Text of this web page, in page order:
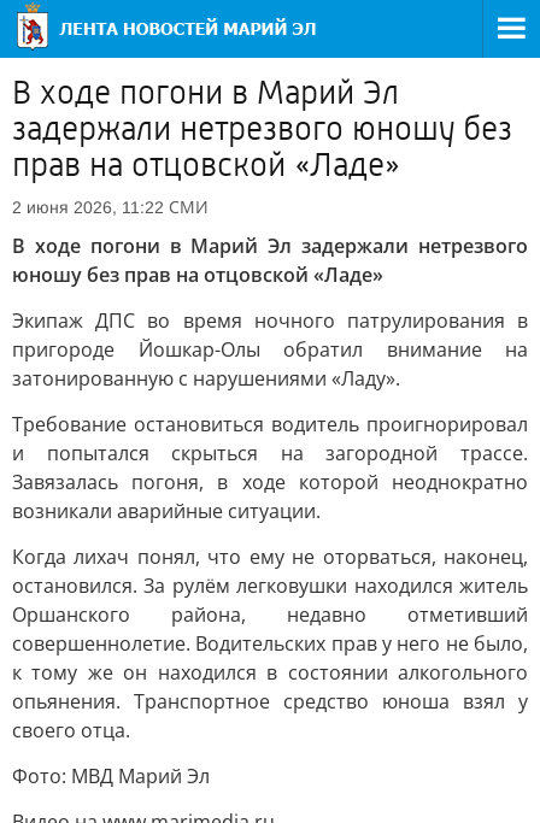
В ходе погони в Марий Эл
задержали нетрезвого юношу без
прав на отцовской «Ладе»
2 июня 2026, 11:22 СМИ
В ходе погони в Марий Эл задержали нетрезвого
юношу без прав на отцовской «Ладе»
Экипаж ДПС во время ночного патрулирования в
пригороде Йошкар-Олы обратил внимание на
затонированную с нарушениями «Ладу».
Требование остановиться водитель проигнорировал
и попытался скрыться на загородной трассе.
Завязалась погоня, в ходе которой неоднократно
возникали аварийные ситуации.
Когда лихач понял, что ему не оторваться, наконец,
остановился. За рулём легковушки находился житель
Оршанского района, недавно отметивший
совершеннолетие. Водительских прав у него не было,
к тому же он находился в состоянии алкогольного
опьянения. Транспортное средство юноша взял у
своего отца.
Фото: МВД Марий Эл